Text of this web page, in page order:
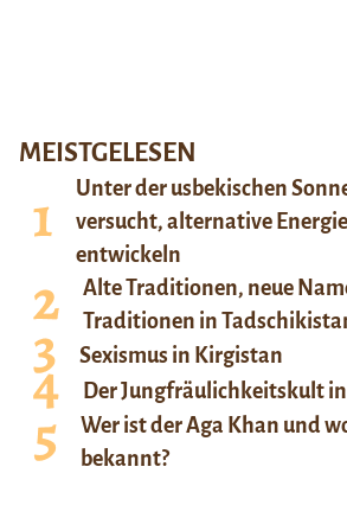
MEISTGELESEN
Unter der usbekischen
versucht, alternative
entwickeln
Alte Traditionen, neue
Traditionen in
Sexismus in Kirgistan
Der Jungfräulichkeitskult
Wer ist der Aga Khan und
bekannt?